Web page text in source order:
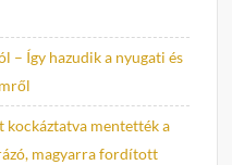
– Így hazudik a nyugati és
kockáztatva mentették a
magyarra fordított